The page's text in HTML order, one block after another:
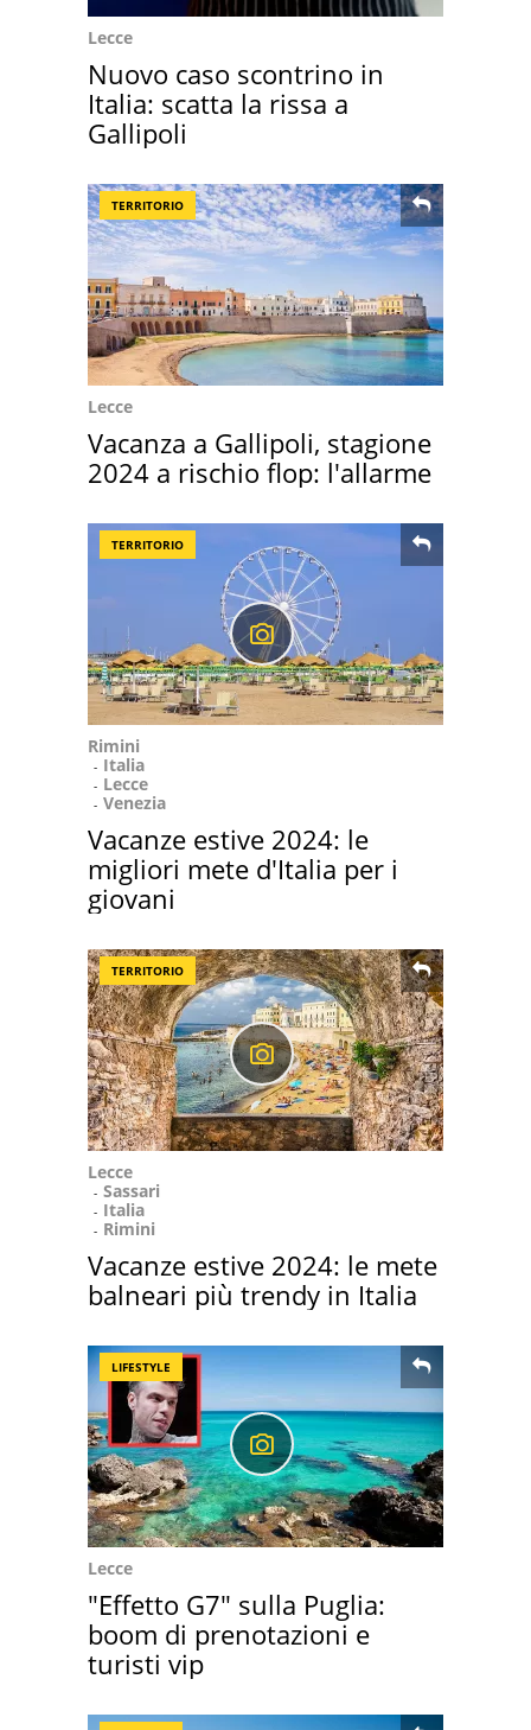
Lecce
Nuovo caso scontrino in
Italia: scatta la rissa a
Gallipoli
TERRITORIO
Lecce
Vacanza a Gallipoli, stagione
2024 a rischio flop: l'allarme
TERRITORIO
Rimini
Italia
Lecce
Venezia
Vacanze estive 2024: le
migliori mete d'Italia per i
giovani
TERRITORIO
Lecce
Sassari
Italia
Rimini
Vacanze estive 2024: le mete
balneari più trendy in Italia
LIFESTYLE
Lecce
"Effetto G7" sulla Puglia:
boom di prenotazioni e
turisti vip